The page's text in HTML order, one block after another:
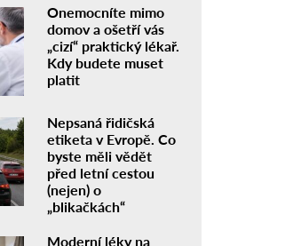
Onemocníte mimo
domov a ošetří vás
„cizí“ praktický lékař.
Kdy budete muset
platit
Nepsaná řidičská
etiketa v Evropě. Co
byste měli vědět
před letní cestou
(nejen) o
„blikačkách“
Moderní léky na